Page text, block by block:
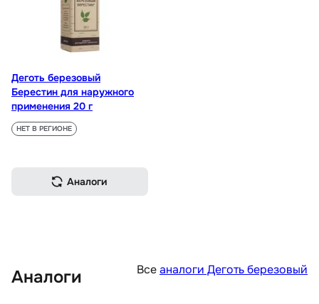
Деготь березовый
Берестин для наружного
применения 20 г
НЕТ В РЕГИОНЕ
Аналоги
Аналоги Всеаналоги Деготь березовый